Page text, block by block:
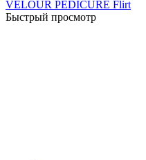
Быстрый просмотр